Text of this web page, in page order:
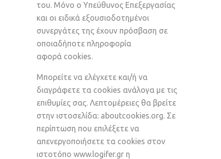
του. Mόνο o Yπεύθυνος Επεξεργασίας
και οι ειδικά εξουσιοδοτημένοι
συνεργάτες της έχουν πρόσβαση σε
οποιαδήποτε πληροφορία
αφορά cookies.
Mπορείτε να ελέγχετε και/ή να
διαγράφετε τα cookies ανάλογα με τις
επιθυμίες σας. Λεπτομέρειες θα βρείτε
στην ιστοσελίδα: aboutcookies.org. Σε
περίπτωση που επιλέξετε να
απενεργοποιήσετε τα cookies στον
ιστοτόπο www.logifer.gr η